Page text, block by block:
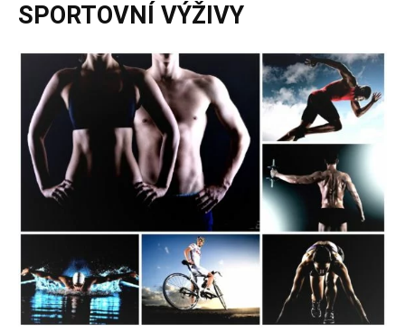
SPORTOVNÍ VÝŽIVY